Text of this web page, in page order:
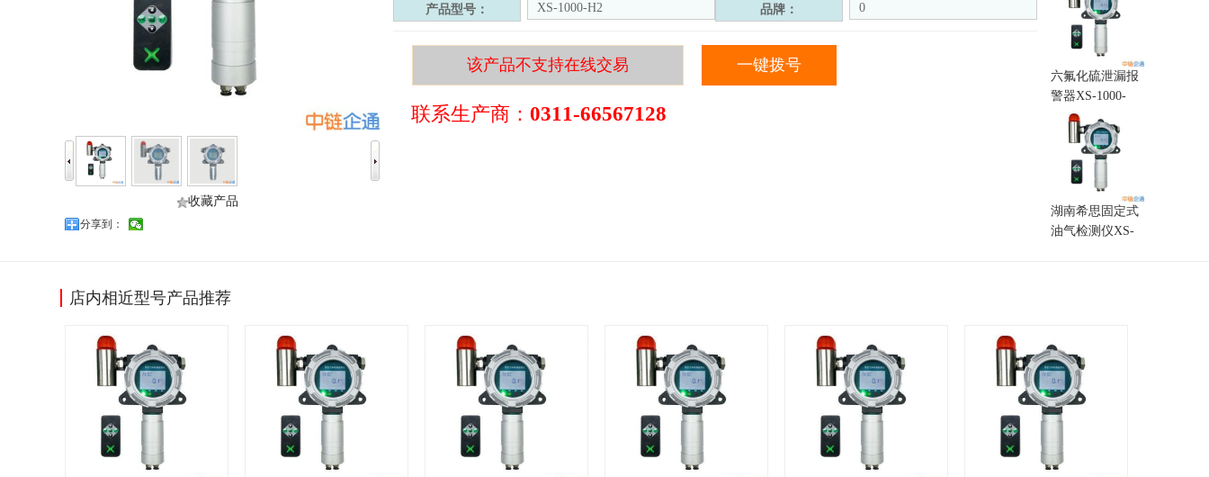
收藏产品
分享到：
产品型号： XS-1000-H2 品牌： 0
该产品不支持在线交易 一键拨号
联系生产商： 0311-66567128
六氟化硫泄漏报
警器XS-1000-
SF6
湖南希思固定式
油气检测仪XS-
店内相近型号产品推荐